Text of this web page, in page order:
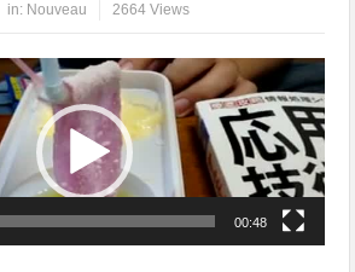
in: Nouveau 2664 Views
00:48